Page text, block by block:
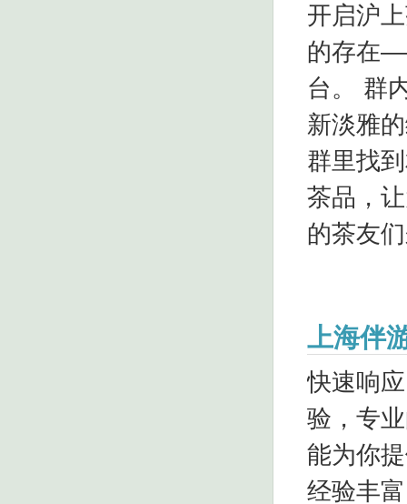
开启沪
的存在
台。 群
新淡雅
群里找
茶品，
的茶友
上海伴
快速响
验，专
能为你
经验丰